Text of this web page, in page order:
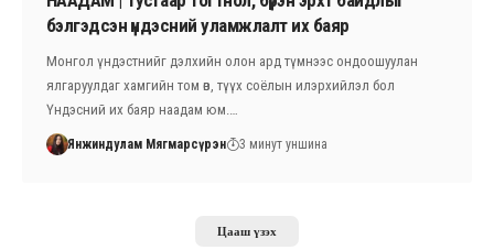
бэлгэдсэн үндэсний уламжлалт их баяр
Монгол үндэстнийг дэлхийн олон ард түмнээс ондоошуулан
ялгаруулдаг хамгийн том өв, түүх соёлын илэрхийлэл бол
Үндэсний их баяр наадам юм.…
Янжиндулам Мягмарсүрэн 3 минут уншина
Цааш үзэх